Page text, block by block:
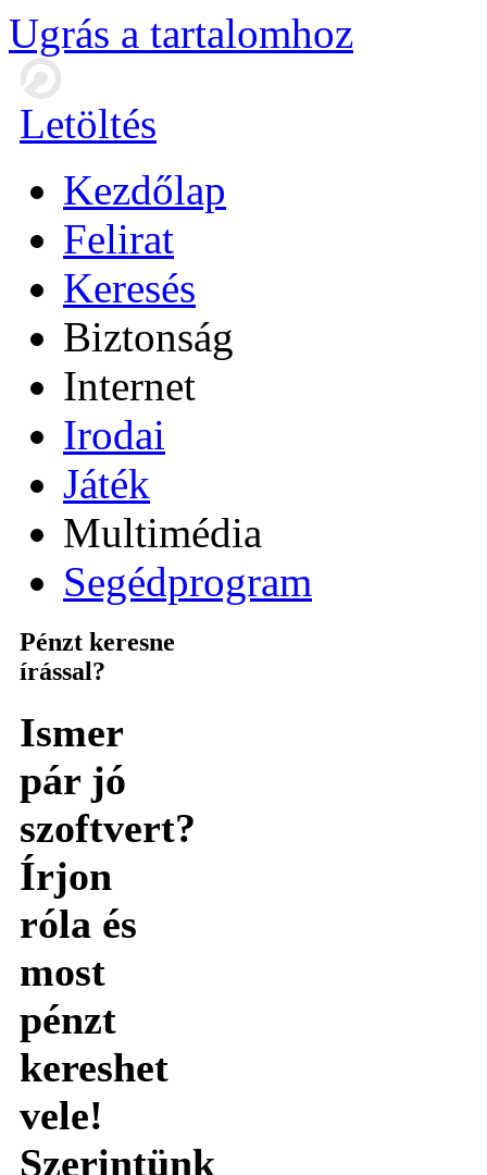
Ugrás a tartalomhoz
Letöltés
Kezdőlap
Felirat
Keresés
Biztonság
Internet
Irodai
Játék
Multimédia
Segédprogram
Pénzt keresne
írással?
Ismer
pár jó
szoftvert?
Írjon
róla és
most
pénzt
kereshet
vele!
Szerintünk